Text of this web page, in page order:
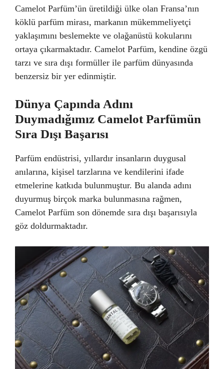
Camelot Parfüm’ün üretildiği ülke olan Fransa’nın
köklü parfüm mirası, markanın mükemmeliyetçi
yaklaşımını beslemekte ve olağanüstü kokularını
ortaya çıkarmaktadır. Camelot Parfüm, kendine özgü
tarzı ve sıra dışı formüller ile parfüm dünyasında
benzersiz bir yer edinmiştir.
Dünya Çapında Adını
Duymadığımız Camelot Parfümün
Sıra Dışı Başarısı
Parfüm endüstrisi, yıllardır insanların duygusal
anılarına, kişisel tarzlarına ve kendilerini ifade
etmelerine katkıda bulunmuştur. Bu alanda adını
duyurmuş birçok marka bulunmasına rağmen,
Camelot Parfüm son dönemde sıra dışı başarısıyla
göz doldurmaktadır.